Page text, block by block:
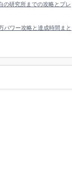
の研究所までの攻略とプレ
パワー攻略と達成時間まと